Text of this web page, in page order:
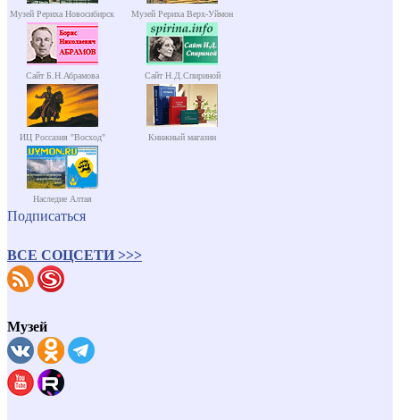
Музей Рериха Новосибирск Музей Рериха Верх-Уймон
Сайт Б.Н.Абрамова Сайт Н.Д.Спириной
ИЦ Россазия "Восход" Книжный магазин
Наследие Алтая
Подписаться
ВСЕ СОЦСЕТИ >>>
Музей